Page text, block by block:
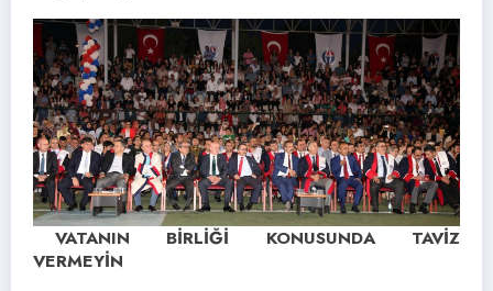
VATANIN BİRLİĞİ KONUSUNDA TAVİZ
VERMEYİN